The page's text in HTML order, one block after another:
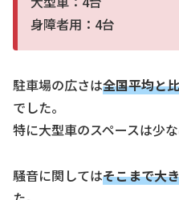
身障者用：4台
駐車場の広さは全国平均と
でした。
特に大型車のスペースは少
騒音に関してはそこまで大